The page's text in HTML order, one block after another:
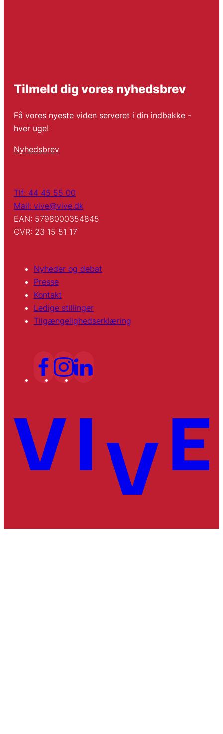
Tilmeld dig vores nyhedsbrev
Få vores nyeste viden serveret i din indbakke -
hver uge!
Nyhedsbrev
Tlf: 44 45 55 00
Mail: vive@vive.dk
EAN: 5798000354845
CVR: 23 15 51 17
Nyheder og debat
Presse
Kontakt
Ledige stillinger
Tilgængelighedserklæring